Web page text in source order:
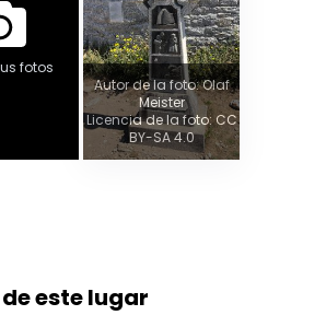
fotos
Autor de la foto: Olaf
Meister
Licencia de la foto: CC
BY-SA 4.0
este lugar